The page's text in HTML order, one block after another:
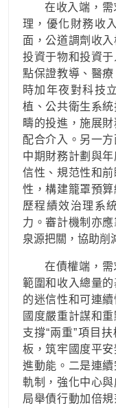
在收入端，
理，優化財務收
面，公道調劑收
投資于物和投資
點保證教導、醫
時加年夜對科技
植、公共衛生系
疇的投進，施展
配合介入。另一
中期財務計劃與
信性、規范性和
性，構建籠罩預
歷程績效治理系
力。審計機制亦
泉源把關，協助削
在債權端，
範圍和收入總量
的迷信性和可連
國度嚴重計謀和
支撐“兩重”項目
板，筑牢國度平
進動能。二是連
軌制，強化中心
局舉債行動加倍